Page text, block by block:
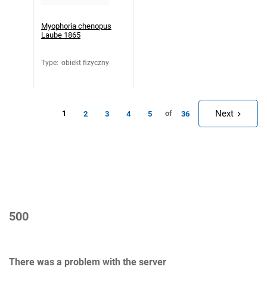
Myophoria chenopus
Laube 1865
Type: obiekt fizyczny
1 2 3 4 5 of 36 Next
500
There was a problem with the server